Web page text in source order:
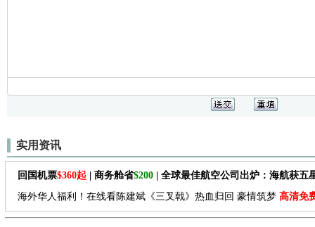
实用资讯
回国机票$360起 | 商务舱省$200 | 全球最佳航空公司出炉：海航获五
海外华人福利！在线看陈建斌《三叉戟》热血归回 豪情筑梦 高清免